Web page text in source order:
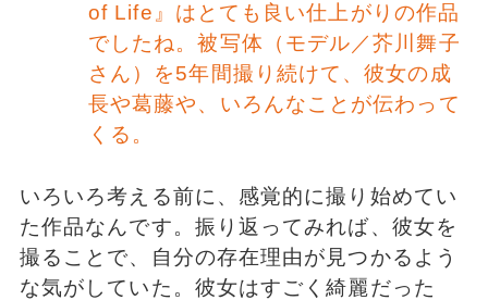
of Life』はとても良い仕上がりの作品
でしたね。被写体（モデル／芥川舞子
さん）を5年間撮り続けて、彼女の成
長や葛藤や、いろんなことが伝わって
くる。
いろいろ考える前に、感覚的に撮り始めてい
た作品なんです。振り返ってみれば、彼女を
撮ることで、自分の存在理由が見つかるよう
な気がしていた。彼女はすごく綺麗だった